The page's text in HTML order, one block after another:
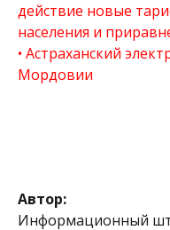
действие новые
населения и
Астраханский
Мордовии
Автор:
Информационный